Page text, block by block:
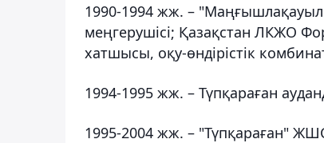
1990-1994 жж. –
меңгерушісі; Қазақстан ЛКЖО
хатшысы, оқу-өндірістік
1994-1995 жж. – Түпқараған
1995-2004 жж. – "Түпқараған"